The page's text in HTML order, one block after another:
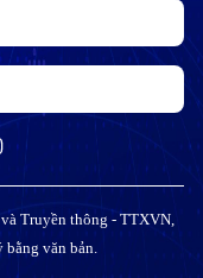
Truyền thông - TTXVN,
bằng văn bản.